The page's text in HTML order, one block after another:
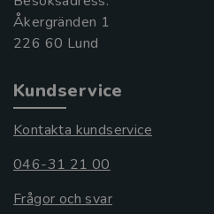
Åkergränden 1
Kundservice
Kontakta kundservice
046-31 21 00
Frågor och svar